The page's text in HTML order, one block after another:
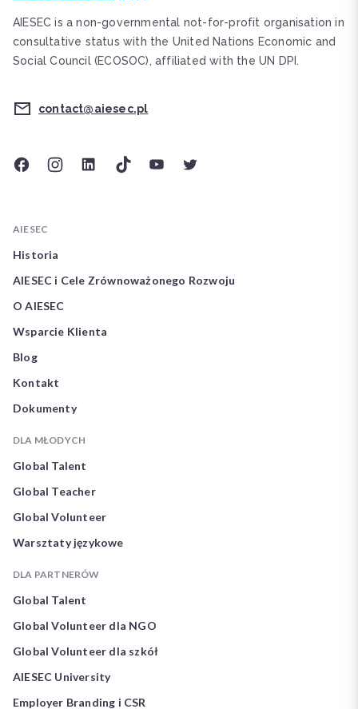
AIESEC is a non-governmental not-for-profit organisation in
consultative status with the United Nations Economic and
Social Council (ECOSOC), affiliated with the UN DPI.
contact@aiesec.pl
AIESEC
Historia
AIESEC i Cele Zrównoważonego Rozwoju
O AIESEC
Wsparcie Klienta
Blog
Kontakt
Dokumenty
DLA MŁODYCH
Global Talent
Global Teacher
Global Volunteer
Warsztaty językowe
DLA PARTNERÓW
Global Talent
Global Volunteer dla NGO
Global Volunteer dla szkół
AIESEC University
Employer Branding i CSR